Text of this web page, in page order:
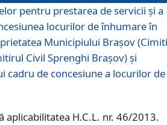
pentru prestarea de servicii şi a
locurilor de înhumare în
Municipiului Braşov
Civil Sprenghi Braşov) şi
cadru de concesiune a locurilor de
aplicabilitatea H.C.L. nr. 46/2013.